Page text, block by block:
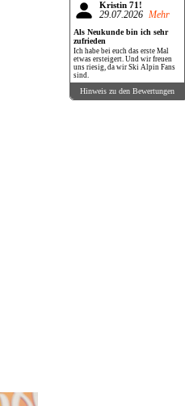
Kristin 71!
29.07.2026 Mehr
Als Neukunde bin ich sehr
zufrieden
Ich habe bei euch das erste Mal
etwas ersteigert. Und wir freuen
uns riesig, da wir Ski Alpin Fans
sind.
Hinweis zu den Bewertungen